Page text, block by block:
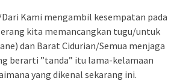
Kami mengambil kesempatan pada
kita memancangkan tugu/untuk
dan Barat Cidurian/Semua menjaga
berarti ”tanda” itu lama-kelamaan
yang dikenal sekarang ini.